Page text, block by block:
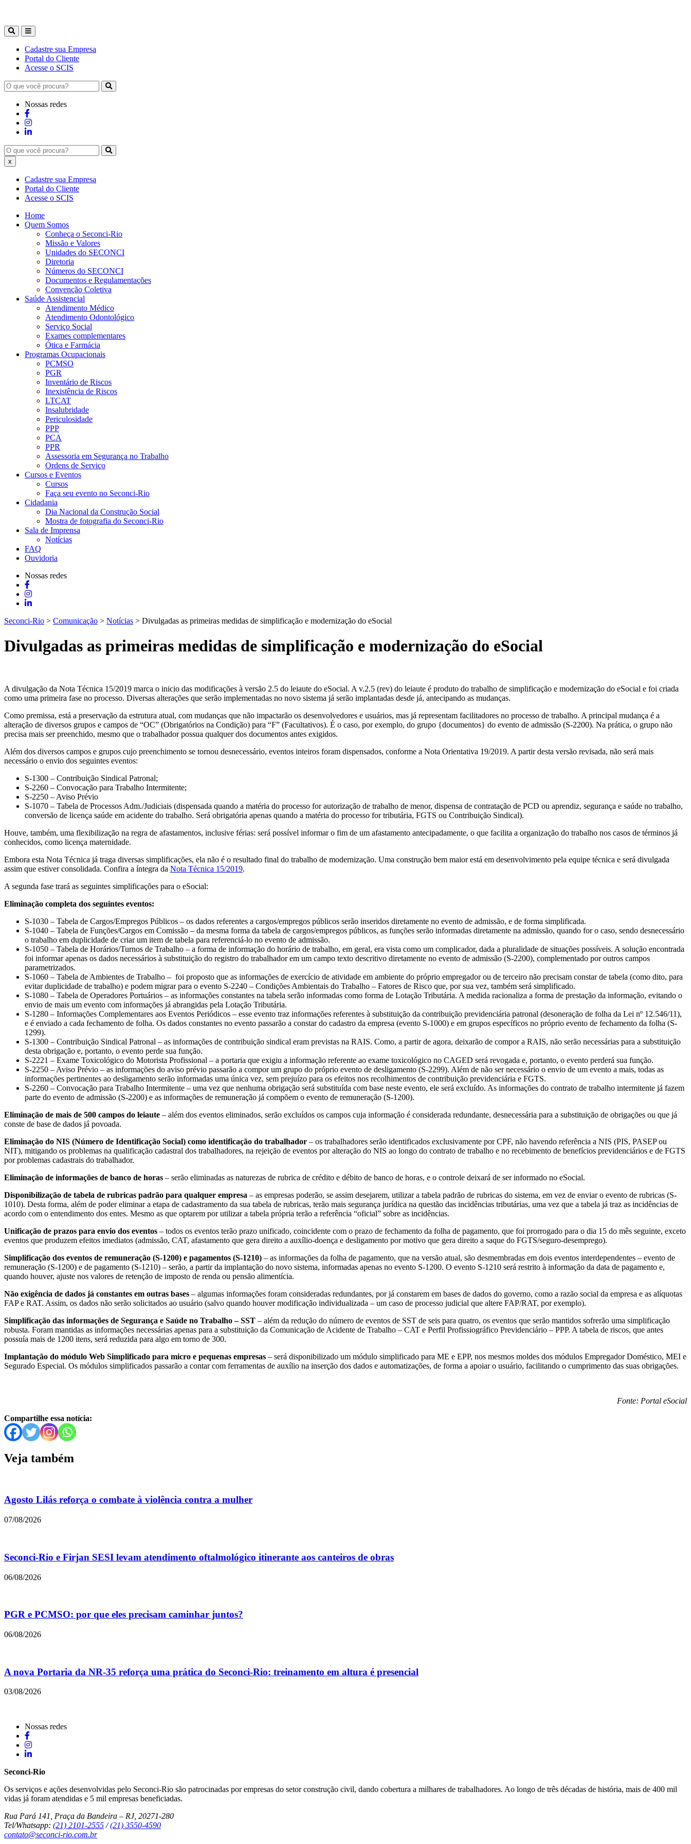
Cadastre sua Empresa
Portal do Cliente
Acesse o SCIS
Nossas redes
x
Cadastre sua Empresa
Portal do Cliente
Acesse o SCIS
Home
Quem Somos
Conheça o Seconci-Rio
Missão e Valores
Unidades do SECONCI
Diretoria
Números do SECONCI
Documentos e Regulamentações
Convenção Coletiva
Saúde Assistencial
Atendimento Médico
Atendimento Odontológico
Serviço Social
Exames complementares
Ótica e Farmácia
Programas Ocupacionais
PCMSO
PGR
Inventário de Riscos
Inexistência de Riscos
LTCAT
Insalubridade
Periculosidade
PPP
PCA
PPR
Assessoria em Segurança no Trabalho
Ordens de Serviço
Cursos e Eventos
Cursos
Faça seu evento no Seconci-Rio
Cidadania
Dia Nacional da Construção Social
Mostra de fotografia do Seconci-Rio
Sala de Imprensa
Notícias
FAQ
Ouvidoria
Nossas redes
Seconci-Rio > Comunicação > Notícias > Divulgadas as primeiras medidas de simplificação e modernização do eSocial
Divulgadas as primeiras medidas de simplificação e modernização do eSocial
A divulgação da Nota Técnica 15/2019 marca o inicio das modificações à versão 2.5 do leiaute do eSocial. A v.2.5 (rev) do leiaute é produto do trabalho de simplificação e modernização do eSocial e foi criada
como uma primeira fase no processo. Diversas alterações que serão implementadas no novo sistema já serão implantadas desde já, antecipando as mudanças.
Como premissa, está a preservação da estrutura atual, com mudanças que não impactarão os desenvolvedores e usuários, mas já representam facilitadores no processo de trabalho. A principal mudança é a
alteração de diversos grupos e campos de “OC” (Obrigatórios na Condição) para “F” (Facultativos). É o caso, por exemplo, do grupo {documentos} do evento de admissão (S-2200). Na prática, o grupo não
precisa mais ser preenchido, mesmo que o trabalhador possua qualquer dos documentos antes exigidos.
Além dos diversos campos e grupos cujo preenchimento se tornou desnecessário, eventos inteiros foram dispensados, conforme a Nota Orientativa 19/2019. A partir desta versão revisada, não será mais
necessário o envio dos seguintes eventos:
S-1300 – Contribuição Sindical Patronal;
S-2260 – Convocação para Trabalho Intermitente;
S-2250 – Aviso Prévio
S-1070 – Tabela de Processos Adm./Judiciais (dispensada quando a matéria do processo for autorização de trabalho de menor, dispensa de contratação de PCD ou aprendiz, segurança e saúde no trabalho,
conversão de licença saúde em acidente do trabalho. Será obrigatória apenas quando a matéria do processo for tributária, FGTS ou Contribuição Sindical).
Houve, também, uma flexibilização na regra de afastamentos, inclusive férias: será possível informar o fim de um afastamento antecipadamente, o que facilita a organização do trabalho nos casos de términos já
conhecidos, como licença maternidade.
Embora esta Nota Técnica já traga diversas simplificações, ela não é o resultado final do trabalho de modernização. Uma construção bem maior está em desenvolvimento pela equipe técnica e será divulgada
assim que estiver consolidada. Confira a íntegra da Nota Técnica 15/2019.
A segunda fase trará as seguintes simplificações para o eSocial:
Eliminação completa dos seguintes eventos:
S-1030 – Tabela de Cargos/Empregos Públicos – os dados referentes a cargos/empregos públicos serão inseridos diretamente no evento de admissão, e de forma simplificada.
S-1040 – Tabela de Funções/Cargos em Comissão – da mesma forma da tabela de cargos/empregos públicos, as funções serão informadas diretamente na admissão, quando for o caso, sendo desnecessário
o trabalho em duplicidade de criar um item de tabela para referenciá-lo no evento de admissão.
S-1050 – Tabela de Horários/Turnos de Trabalho – a forma de informação do horário de trabalho, em geral, era vista como um complicador, dada a pluralidade de situações possíveis. A solução encontrada
foi informar apenas os dados necessários à substituição do registro do trabalhador em um campo texto descritivo diretamente no evento de admissão (S-2200), complementado por outros campos
parametrizados.
S-1060 – Tabela de Ambientes de Trabalho – foi proposto que as informações de exercício de atividade em ambiente do próprio empregador ou de terceiro não precisam constar de tabela (como dito, para
evitar duplicidade de trabalho) e podem migrar para o evento S-2240 – Condições Ambientais do Trabalho – Fatores de Risco que, por sua vez, também será simplificado.
S-1080 – Tabela de Operadores Portuários – as informações constantes na tabela serão informadas como forma de Lotação Tributária. A medida racionaliza a forma de prestação da informação, evitando o
envio de mais um evento com informações já abrangidas pela Lotação Tributária.
S-1280 – Informações Complementares aos Eventos Periódicos – esse evento traz informações referentes à substituição da contribuição previdenciária patronal (desoneração de folha da Lei nº 12.546/11),
e é enviado a cada fechamento de folha. Os dados constantes no evento passarão a constar do cadastro da empresa (evento S-1000) e em grupos específicos no próprio evento de fechamento da folha (S-
1299).
S-1300 – Contribuição Sindical Patronal – as informações de contribuição sindical eram previstas na RAIS. Como, a partir de agora, deixarão de compor a RAIS, não serão necessárias para a substituição
desta obrigação e, portanto, o evento perde sua função.
S-2221 – Exame Toxicológico do Motorista Profissional – a portaria que exigiu a informação referente ao exame toxicológico no CAGED será revogada e, portanto, o evento perderá sua função.
S-2250 – Aviso Prévio – as informações do aviso prévio passarão a compor um grupo do próprio evento de desligamento (S-2299). Além de não ser necessário o envio de um evento a mais, todas as
informações pertinentes ao desligamento serão informadas uma única vez, sem prejuízo para os efeitos nos recolhimentos de contribuição previdenciária e FGTS.
S-2260 – Convocação para Trabalho Intermitente – uma vez que nenhuma obrigação será substituída com base neste evento, ele será excluído. As informações do contrato de trabalho intermitente já fazem
parte do evento de admissão (S-2200) e as informações de remuneração já compõem o evento de remuneração (S-1200).
Eliminação de mais de 500 campos do leiaute – além dos eventos eliminados, serão excluídos os campos cuja informação é considerada redundante, desnecessária para a substituição de obrigações ou que já
conste de base de dados já povoada.
Eliminação do NIS (Número de Identificação Social) como identificação do trabalhador – os trabalhadores serão identificados exclusivamente por CPF, não havendo referência a NIS (PIS, PASEP ou
NIT), mitigando os problemas na qualificação cadastral dos trabalhadores, na rejeição de eventos por alteração do NIS ao longo do contrato de trabalho e no recebimento de benefícios previdenciários e de FGTS
por problemas cadastrais do trabalhador.
Eliminação de informações de banco de horas – serão eliminadas as naturezas de rubrica de crédito e débito de banco de horas, e o controle deixará de ser informado no eSocial.
Disponibilização de tabela de rubricas padrão para qualquer empresa – as empresas poderão, se assim desejarem, utilizar a tabela padrão de rubricas do sistema, em vez de enviar o evento de rubricas (S-
1010). Desta forma, além de poder eliminar a etapa de cadastramento da sua tabela de rubricas, terão mais segurança jurídica na questão das incidências tributárias, uma vez que a tabela já traz as incidências de
acordo com o entendimento dos entes. Mesmo as que optarem por utilizar a tabela própria terão a referência “oficial” sobre as incidências.
Unificação de prazos para envio dos eventos – todos os eventos terão prazo unificado, coincidente com o prazo de fechamento da folha de pagamento, que foi prorrogado para o dia 15 do mês seguinte, exceto
eventos que produzem efeitos imediatos (admissão, CAT, afastamento que gera direito a auxílio-doença e desligamento por motivo que gera direito a saque do FGTS/seguro-desemprego).
Simplificação dos eventos de remuneração (S-1200) e pagamentos (S-1210) – as informações da folha de pagamento, que na versão atual, são desmembradas em dois eventos interdependentes – evento de
remuneração (S-1200) e de pagamento (S-1210) – serão, a partir da implantação do novo sistema, informadas apenas no evento S-1200. O evento S-1210 será restrito à informação da data de pagamento e,
quando houver, ajuste nos valores de retenção de imposto de renda ou pensão alimentícia.
Não exigência de dados já constantes em outras bases – algumas informações foram consideradas redundantes, por já constarem em bases de dados do governo, como a razão social da empresa e as alíquotas
FAP e RAT. Assim, os dados não serão solicitados ao usuário (salvo quando houver modificação individualizada – um caso de processo judicial que altere FAP/RAT, por exemplo).
Simplificação das informações de Segurança e Saúde no Trabalho – SST – além da redução do número de eventos de SST de seis para quatro, os eventos que serão mantidos sofrerão uma simplificação
robusta. Foram mantidas as informações necessárias apenas para a substituição da Comunicação de Acidente de Trabalho – CAT e Perfil Profissiográfico Previdenciário – PPP. A tabela de riscos, que antes
possuía mais de 1200 itens, será reduzida para algo em torno de 300.
Implantação do módulo Web Simplificado para micro e pequenas empresas – será disponibilizado um módulo simplificado para ME e EPP, nos mesmos moldes dos módulos Empregador Doméstico, MEI e
Segurado Especial. Os módulos simplificados passarão a contar com ferramentas de auxílio na inserção dos dados e automatizações, de forma a apoiar o usuário, facilitando o cumprimento das suas obrigações.
Fonte: Portal eSocial
Compartilhe essa notícia:
Veja também
Agosto Lilás reforça o combate à violência contra a mulher
07/08/2026
Seconci-Rio e Firjan SESI levam atendimento oftalmológico itinerante aos canteiros de obras
06/08/2026
PGR e PCMSO: por que eles precisam caminhar juntos?
06/08/2026
A nova Portaria da NR-35 reforça uma prática do Seconci-Rio: treinamento em altura é presencial
03/08/2026
Nossas redes
Seconci-Rio
Os serviços e ações desenvolvidas pelo Seconci-Rio são patrocinadas por empresas do setor construção civil, dando cobertura a milhares de trabalhadores. Ao longo de três décadas de história, mais de 400 mil
vidas já foram atendidas e 5 mil empresas beneficiadas.
Rua Pará 141, Praça da Bandeira – RJ, 20271-280
Tel/Whatsapp: (21) 2101-2555/(21) 3550-4590
contato@seconci-rio.com.br